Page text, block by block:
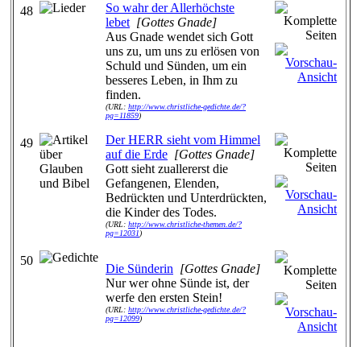
48
So wahr der Allerhöchste
lebet [Gottes Gnade]
Aus Gnade wendet sich Gott
uns zu, um uns zu erlösen von
Schuld und Sünden, um ein
besseres Leben, in Ihm zu
finden.
(URL: http://www.christliche-gedichte.de/?
pg=11859)
49
Der HERR sieht vom Himmel
auf die Erde [Gottes Gnade]
Gott sieht zuallererst die
Gefangenen, Elenden,
Bedrückten und Unterdrückten,
die Kinder des Todes.
(URL: http://www.christliche-themen.de/?
pg=12031)
50
Die Sünderin [Gottes Gnade]
Nur wer ohne Sünde ist, der
werfe den ersten Stein!
(URL: http://www.christliche-gedichte.de/?
pg=12099)